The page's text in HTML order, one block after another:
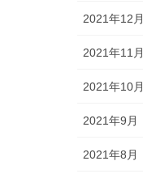
2021年12月
2021年11月
2021年10月
2021年9月
2021年8月